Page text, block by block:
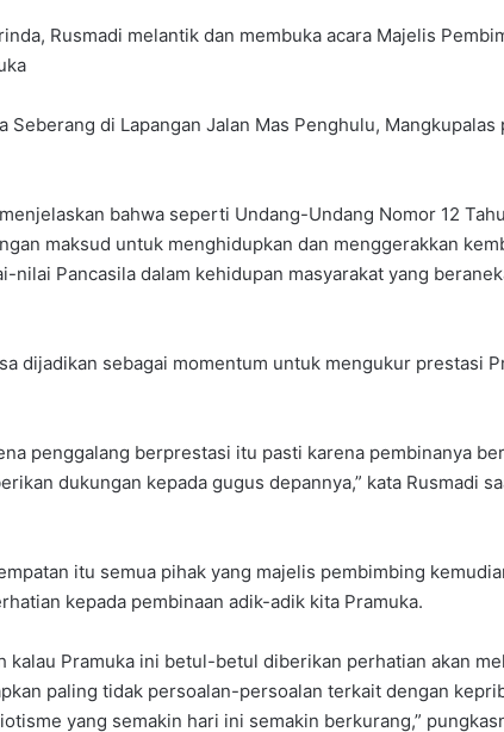
Rusmadi melantik dan membuka acara Majelis
Seberang di Lapangan Jalan Mas Penghulu, Mangkupalas
bahwa seperti Undang-Undang Nomor 12
maksud untuk menghidupkan dan menggerakkan
nilai Pancasila dalam kehidupan masyarakat yang
dijadikan sebagai momentum untuk mengukur prestasi
penggalang berprestasi itu pasti karena pembinanya
dukungan kepada gugus depannya,” kata Rusmadi
itu semua pihak yang majelis pembimbing
kepada pembinaan adik-adik kita Pramuka.
kalau Pramuka ini betul-betul diberikan perhatian akan
paling tidak persoalan-persoalan terkait dengan
yang semakin hari ini semakin berkurang,”